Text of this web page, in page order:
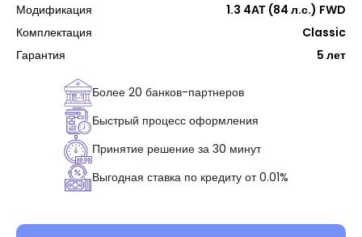
Модификация
1.3 4АТ (84 л.с.) FWD
Комплектация
Classic
Гарантия
5 лет
Более 20 банков-партнеров
Быстрый процесс оформления
Принятие решение за 30 минут
Выгодная ставка по кредиту от 0.01%